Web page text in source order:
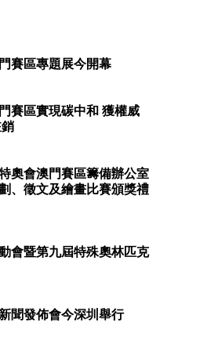
賽區專題展今開幕
賽區實現碳中和 獲權威
奧會澳門賽區籌備辦公室
、徵文及繪畫比賽頒獎禮
會暨第九屆特殊奧林匹克
聞發佈會今深圳舉行